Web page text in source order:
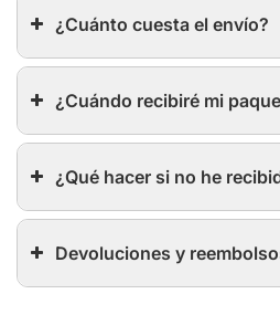
¿Cuánto cuesta el envío?
¿Cuándo recibiré mi
¿Qué hacer si no he
Devoluciones y